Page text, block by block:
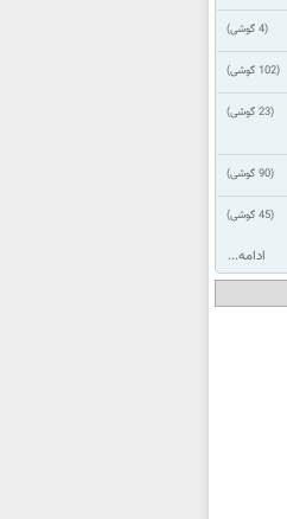
(4 گوشی)
(102 گوشی)
(23 گوشی)
(90 گوشی)
(45 گوشی)
ادامه...